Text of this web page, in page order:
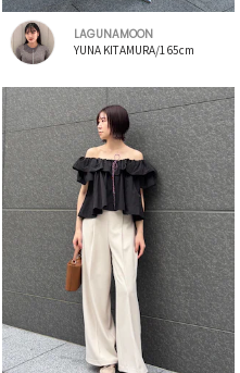
LAGUNAMOON
YUNA KITAMURA/165cm